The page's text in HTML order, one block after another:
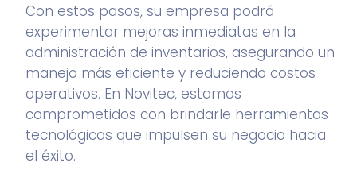
Con estos pasos, su empresa podrá
experimentar mejoras inmediatas en la
administración de inventarios, asegurando un
manejo más eficiente y reduciendo costos
operativos. En Novitec, estamos
comprometidos con brindarle herramientas
tecnológicas que impulsen su negocio hacia
el éxito.